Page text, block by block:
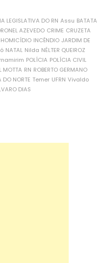
LEGISLATIVA DO RN Assu BATATA
AZEVEDO CRIME CRUZETA
HOMICÍDIO INCÊNDIO JARDIM DE
NATAL Nilda NÉLTER QUEIROZ
POLÍCIA POLÍCIA CIVIL
MOTTA RN ROBERTO GERMANO
DO NORTE Temer UFRN Vivaldo
DIAS